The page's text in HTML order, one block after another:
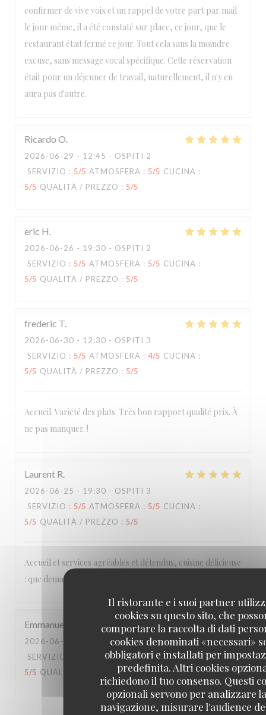
Il ristorante e i suoi partner
cookies su questo sito, che
comportare la raccolta di dati
cookies denominati «necessari»
obbligatori e installati per
predefinita. Altri cookies
richiedono il tuo consenso. Questi
opzionali servono per analizzare
navigazione, misurare l'audience
confirmer de vive voix et un rappel de votre part par mail
le jour même, il a été constaté sur place, ce jour, que le
restaurant était fermé ce jour. Tout cela sans la moindre
excuse, sans message vocal spécifique. Cette réservation
était pour un déjeuner de travail, naturellement, il n'y en
aura pas d'autre.
Ricardo O
2026-06-29 - 12:45 - OSPITI 2
SERVIZIO : 5/5 ATMOSFERA : 5/5 CUCINA :
5/5 QUALITÀ / PREZZO : 5/5
eric H
2026-06-26 - 19:30 - OSPITI 2
SERVIZIO : 5/5 ATMOSFERA : 5/5 CUCINA :
5/5 QUALITÀ / PREZZO : 5/5
frederic T
2026-06-30 - 12:30 - OSPITI 3
SERVIZIO : 5/5 ATMOSFERA : 4/5 CUCINA :
5/5 QUALITÀ / PREZZO : 5/5
Accueil. Variété des plats. Très bon rapport qualité prix. À
ne pas manquer. !
Laurent R
2026-06-25 - 19:30 - OSPITI 3
SERVIZIO : 5/5 ATMOSFERA : 5/5 CUCINA :
5/5 QUALITÀ / PREZZO : 5/5
Accueil et services agréables et détendus, cuisine délicieuse
: que demander de plus ?
Emmanuel
2026-06-20
- 20:15 - OSPITI 2
SERVIZIO
ATMOSFERA: 3/5 CUCINA:
5/5 QUALITÀ / PREZZO: 4/5